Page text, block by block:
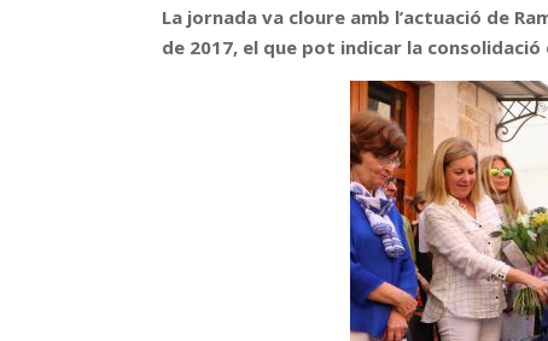
La jornada va cloure amb l’actuació de
de 2017, el que pot indicar la